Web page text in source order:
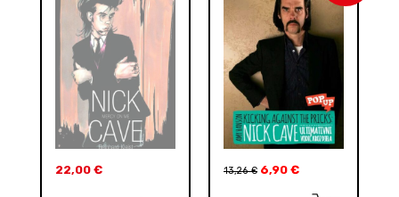
22,00 € 13,26€ 6,90 €